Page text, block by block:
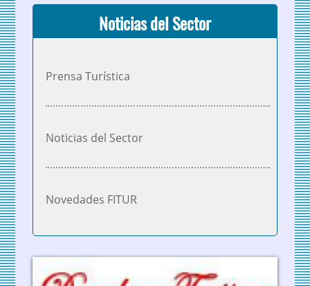
Noticias del Sector
Prensa Turística
Noticias del Sector
Novedades FITUR